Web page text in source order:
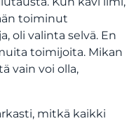
toiminut
oli valinta selvä. En
toimijoita. Mikan
vain voi olla,
mitkä kaikki